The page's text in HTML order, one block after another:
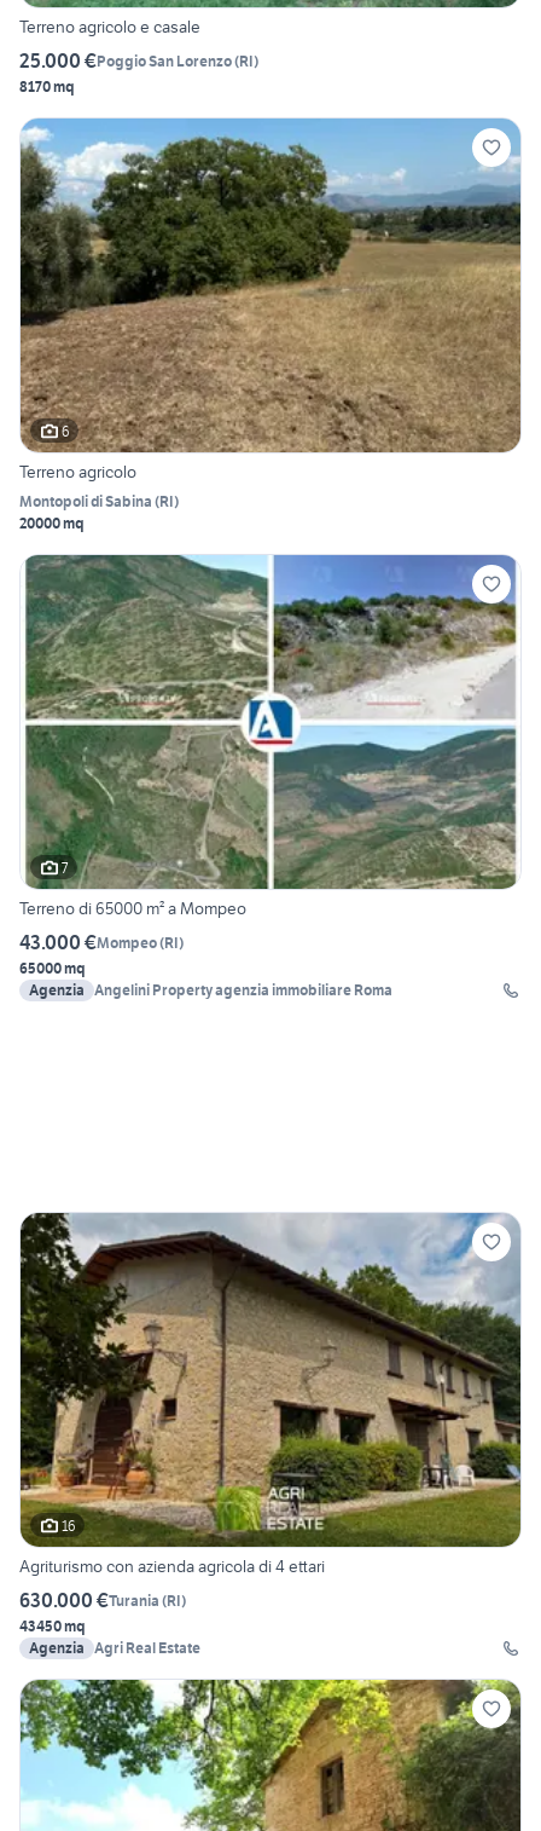
Terreno agricolo e casale
25.000 €Poggio San Lorenzo(RI)
8170 mq
6
Terreno agricolo
Montopoli di Sabina (RI)
20000 mq
7
Terreno di 65000 m² a Mompeo
43.000 €Mompeo(RI)
65000 mq
Agenzia Angelini Property agenzia immobiliare Roma
16
Agriturismo con azienda agricola di 4 ettari
630.000 €Turania (RI)
43450 mq
Agenzia Agri Real Estate